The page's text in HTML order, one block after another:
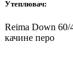
Утеплювач:
Reima Down
качине перо